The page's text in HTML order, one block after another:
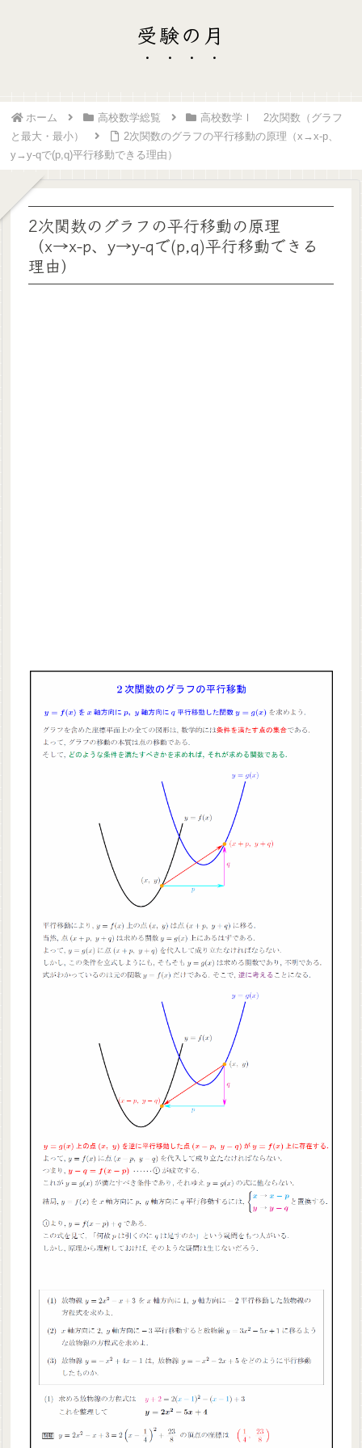
受験の月
ホーム 高校数学総覧
高校数学Ⅰ 2次関数（グラフ
と最大・最小）
2次関数のグラフの平行移動の原理（x→x-p、
y→y-qで(p,q)平行移動できる理由）
2次関数のグラフの平行移動の原理
（x→x-p、y→y-qで(p,q)平行移動できる
理由）